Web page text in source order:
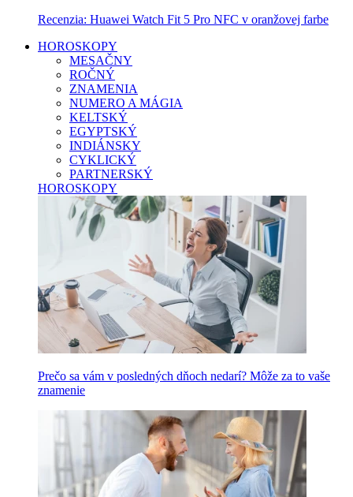
Recenzia: Huawei Watch Fit 5 Pro NFC v oranžovej farbe
HOROSKOPY
MESAČNY
ROČNÝ
ZNAMENIA
NUMERO A MÁGIA
KELTSKÝ
EGYPTSKÝ
INDIÁNSKY
CYKLICKÝ
PARTNERSKÝ
HOROSKOPY
Prečo sa vám v posledných dňoch nedarí? Môže za to vaše
znamenie